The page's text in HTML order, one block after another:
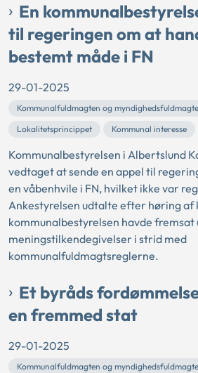
En
til regeringen om at
bestemt måde i FN
29-01-2025
Kommunalfuldmagten og
Lokalitetsprincippet
Kommunal interesse
Kommunalbestyrelsen i Albertslund
vedtaget at sende en appel til
en våbenhvile i FN, hvilket ikke var
Ankestyrelsen udtalte efter høring af
kommunalbestyrelsen havde
meningstilkendegivelser i strid med
kommunalfuldmagtsreglerne.
Et byråds
en fremmed stat
29-01-2025
Kommunalfuldmagten og